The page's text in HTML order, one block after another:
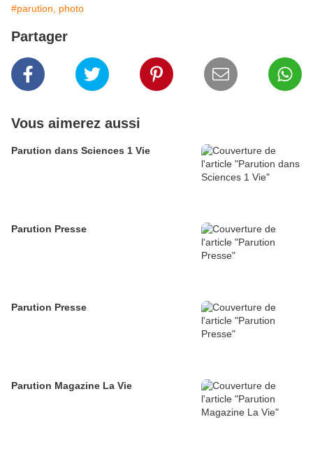
#parution, photo
Partager
Vous aimerez aussi
Parution dans Sciences 1 Vie
Parution Presse
Parution Presse
Parution Magazine La Vie